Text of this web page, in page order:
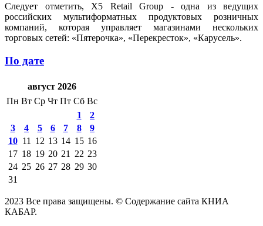
Следует отметить, X5 Retail Group - одна из ведущих
российских мультиформатных продуктовых розничных
компаний, которая управляет магазинами нескольких
торговых сетей: «Пятерочка», «Перекресток», «Карусель».
По дате
август 2026
Пн Вт Ср Чт Пт Сб Вс
1
2
3
4 5 6 7 8
9
10 11 12 13 14 15 16
17 18 19 20 21 22 23
24 25 26 27 28 29 30
31
2023 Все права защищены. © Содержание сайта КНИА
КАБАР.